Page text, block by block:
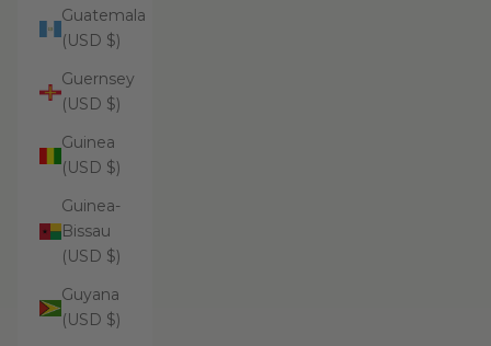
Guatemala
(USD $)
Guernsey
(USD $)
Guinea
(USD $)
Guinea-
Bissau
(USD $)
Guyana
(USD $)